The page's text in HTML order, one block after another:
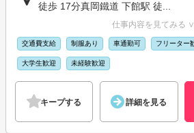
徒歩 17分真岡鐵道 下館駅 徒...
仕事内容を見てみる ∨
交通費支給 制服あり 車通勤可 フリーター
大学生歓迎 未経験歓迎
キープする 詳細を見る